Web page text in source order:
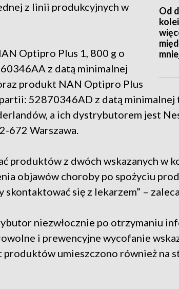
Od
z linii produkcyjnych w
Optipro Plus 1, 800 g o
z datą minimalnej
produkt NAN Optipro Plus
52870346AD z datą minimalnej
a ich dystrybutorem jest
672 Warszawa.
produktów z dwóch wskazanych w
objawów choroby po spożyciu
skontaktować się z lekarzem” –
niezwłocznie po otrzymaniu
i prewencyjne wycofanie
produktów umieszczono również na